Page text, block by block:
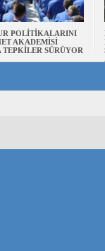
POLİTİKALARINI
AKADEMİSİ
TEPKİLER SÜRÜYOR